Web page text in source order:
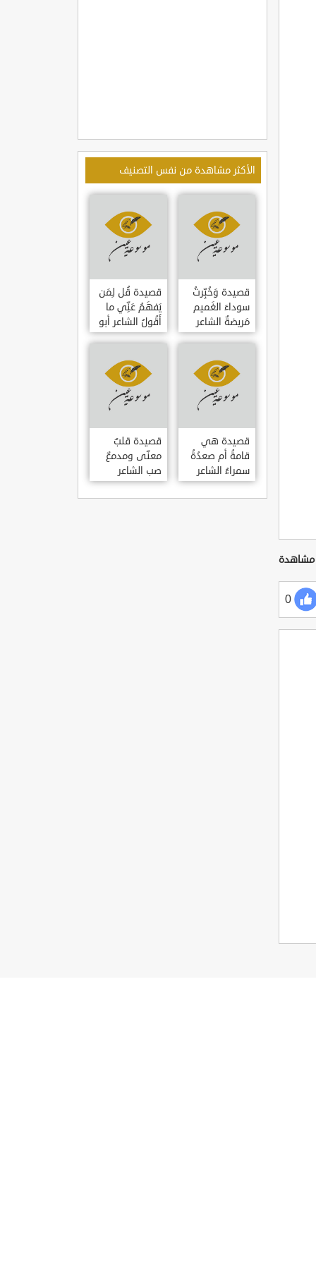
0
الأكثر مشاهدة من نفس التصنيف
قصيدة وَخُبِّرتُ
سوداءَ الغَميم
مَريضةٌ الشاعر
العوام بن عقبة
قصيدة قُل لِمَن
يَفهَمُ عَنِّي ما
أَقُولُ الشاعر أبو
حامد الغزالي
قصيدة هي
قامةُ أم صعدُةُ
سمراءُ الشاعر
سيف الدين
المشد
قصيدة قلبٌ
معنّى ومدمعٌ
صب الشاعر
سيف الدين
المشد